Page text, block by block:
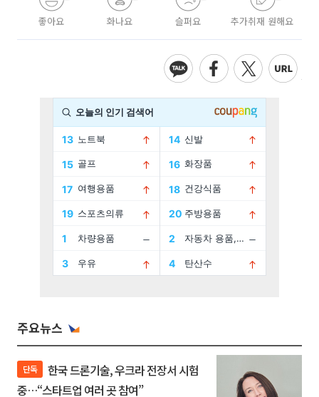
좋아요 화나요 슬퍼요 추가취재 원해요
주요뉴스
단독
중…“스타트업 여러 곳 참여”